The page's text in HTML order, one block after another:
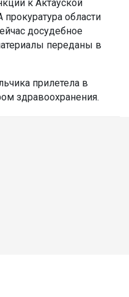
к Актауской
области
досудебное
переданы в
прилетела в
здравоохранения.